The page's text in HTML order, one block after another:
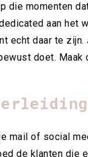
die momenten
aan het
echt daar te
doet.
mail of social
de klanten die